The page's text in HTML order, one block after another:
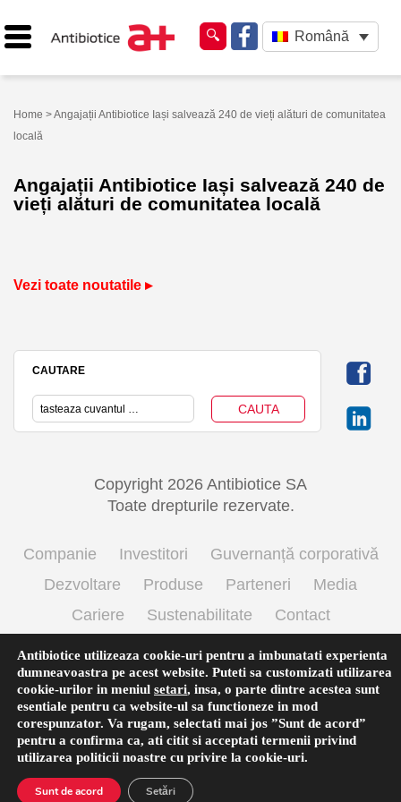
Română
Home > Angajații Antibiotice Iași salvează 240 de vieți alături de comunitatea
locală
Angajații Antibiotice Iași salvează 240 de
vieți alături de comunitatea locală
Vezi toate noutatile ▸
CAUTARE
Copyright 2026 Antibiotice SA
Toate drepturile rezervate.
Companie Investitori
Guvernanță corporativă
Dezvoltare
Produse Parteneri
Media
Cariere
Sustenabilitate
Contact
Termeni si conditii de utilizare
Politica cookie
Prelucrarea datelor cu caracter personal
Antibiotice utilizeaza cookie-uri pentru a imbunatati experienta
dumneavoastra pe acest website. Puteti sa customizati utilizarea
cookie-urilor in meniul setari, insa, o parte dintre acestea sunt
esentiale pentru ca website-ul sa functioneze in mod
corespunzator. Va rugam, selectati mai jos ”Sunt de acord”
pentru a confirma ca, ati citit si acceptati termenii privind
utilizarea politicii noastre cu privire la cookie-uri.
Sunt de acord Setări
Română